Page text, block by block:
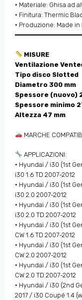
• Materiale: Ghisa ad
• Finitura: Thermic
• Produzione: Made
MISURE
Ventilazione
Tipo disco Slotted
Diametro 300 mm
Spessore (nuovo)
Spessore minimo
Altezza 47 mm
MARCHE
APPLICAZIONI:
• Hyundai / i30 (1st
i30 1.6 TD 2007-2012
• Hyundai / i30 (1st
i30 2.0 2007-2012
• Hyundai / i30 (1st
i30 2.0 TD 2007-2012
• Hyundai / i30 (1st
CW 1.6 TD 2007-2012
• Hyundai / i30 (1st
CW 2.0 2007-2012
• Hyundai / i30 (1st
CW 2.0 TD 2007-2012
• Hyundai / i30 (2nd
2017 / i30 Coupé 1.4